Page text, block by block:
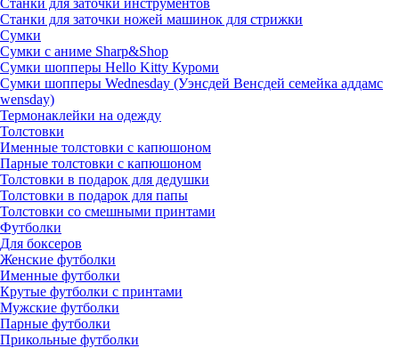
Станки для заточки инструментов
Станки для заточки ножей машинок для стрижки
Сумки
Сумки с аниме Sharp&Shop
Сумки шопперы Hello Kitty Куроми
Сумки шопперы Wednesday (Уэнсдей Венсдей семейка аддамс
wensday)
Термонаклейки на одежду
Толстовки
Именные толстовки с капюшоном
Парные толстовки с капюшоном
Толстовки в подарок для дедушки
Толстовки в подарок для папы
Толстовки со смешными принтами
Футболки
Для боксеров
Женские футболки
Именные футболки
Крутые футболки с принтами
Мужские футболки
Парные футболки
Прикольные футболки